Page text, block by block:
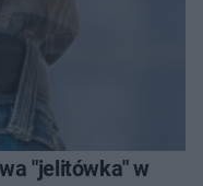
"jelitówka" w